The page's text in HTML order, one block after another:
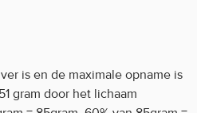
is en de maximale opname is
gram door het lichaam